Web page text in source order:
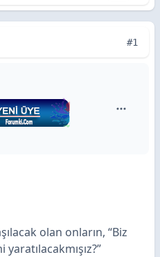
#1
olan onların, “Biz